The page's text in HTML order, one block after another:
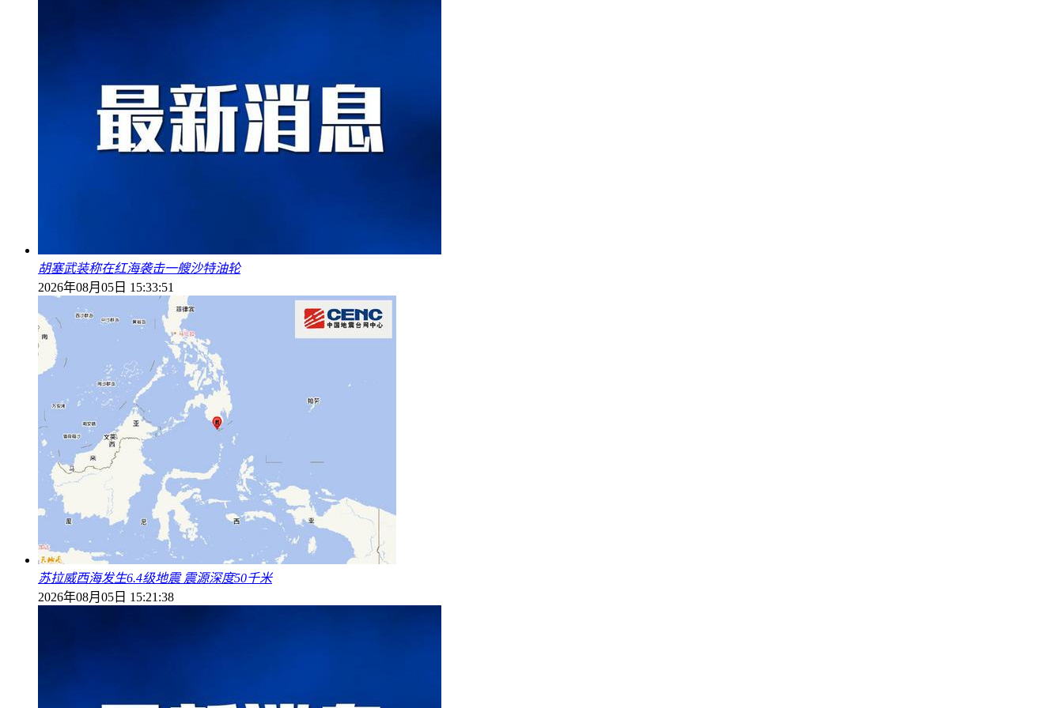
胡塞武装称在红海袭击一艘沙特油轮
2026年08月05日 15:33:51
苏拉威西海发生6.4级地震 震源深度50千米
2026年08月05日 15:21:38